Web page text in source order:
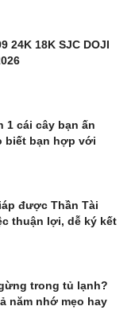
24K 18K SJC DOJI
1 cái cây bạn ấn
biết bạn hợp với
được Thần Tài
thuận lợi, dễ ký kết
trong tủ lạnh?
năm nhớ mẹo hay